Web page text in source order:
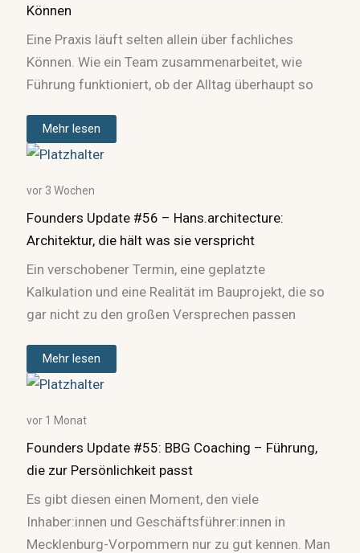
Können
Eine Praxis läuft selten allein über fachliches
Können. Wie ein Team zusammenarbeitet, wie
Führung funktioniert, ob der Alltag überhaupt so
Mehr lesen
vor 3 Wochen
Founders Update #56 – Hans.architecture:
Architektur, die hält was sie verspricht
Ein verschobener Termin, eine geplatzte
Kalkulation und eine Realität im Bauprojekt, die so
gar nicht zu den großen Versprechen passen
Mehr lesen
vor 1 Monat
Founders Update #55: BBG Coaching – Führung,
die zur Persönlichkeit passt
Es gibt diesen einen Moment, den viele
Inhaber:innen und Geschäftsführer:innen in
Mecklenburg-Vorpommern nur zu gut kennen. Man